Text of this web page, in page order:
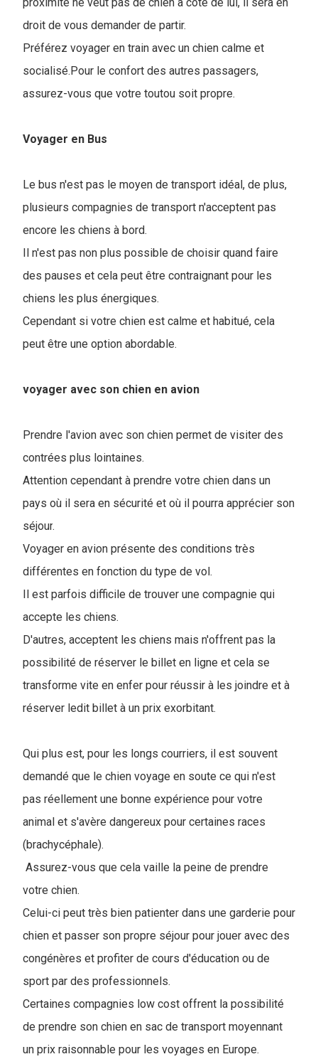
droit de vous demander de partir.
Préférez voyager en train avec un chien calme et
socialisé.Pour le confort des autres passagers,
assurez-vous que votre toutou soit propre.
Voyager en Bus
Le bus n'est pas le moyen de transport idéal, de plus,
plusieurs compagnies de transport n'acceptent pas
encore les chiens à bord.
Il n'est pas non plus possible de choisir quand faire
des pauses et cela peut être contraignant pour les
chiens les plus énergiques.
Cependant si votre chien est calme et habitué, cela
peut être une option abordable.
voyager avec son chien en avion
Prendre l'avion avec son chien permet de visiter des
contrées plus lointaines.
Attention cependant à prendre votre chien dans un
pays où il sera en sécurité et où il pourra apprécier son
séjour.
Voyager en avion présente des conditions très
différentes en fonction du type de vol.
Il est parfois difficile de trouver une compagnie qui
accepte les chiens.
D'autres, acceptent les chiens mais n'offrent pas la
possibilité de réserver le billet en ligne et cela se
transforme vite en enfer pour réussir à les joindre et à
réserver ledit billet à un prix exorbitant.
Qui plus est, pour les longs courriers, il est souvent
demandé que le chien voyage en soute ce qui n'est
pas réellement une bonne expérience pour votre
animal et s'avère dangereux pour certaines races
(brachycéphale).
Assurez-vous que cela vaille la peine de prendre
votre chien.
Celui-ci peut très bien patienter dans une garderie pour
chien et passer son propre séjour pour jouer avec des
congénères et profiter de cours d'éducation ou de
sport par des professionnels.
Certaines compagnies low cost offrent la possibilité
de prendre son chien en sac de transport moyennant
un prix raisonnable pour les voyages en Europe.